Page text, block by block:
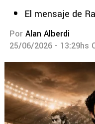
El mensaje de
Por Alan Alberdi
25/06/2026 - 13:29hs